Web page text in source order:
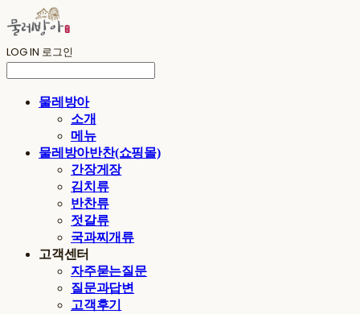
LOG IN 로그인
물레방아
소개
메뉴
물레방아반찬(쇼핑몰)
간장게장
김치류
반찬류
젓갈류
국과찌개류
고객센터
자주묻는질문
질문과답변
고객후기